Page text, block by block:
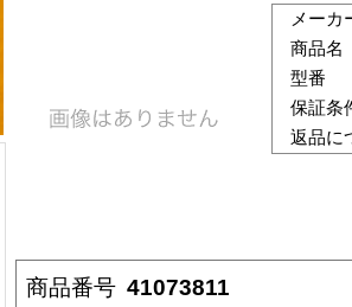
メーカ
商品名
型番
保証条
返品に
商品番号 41073811